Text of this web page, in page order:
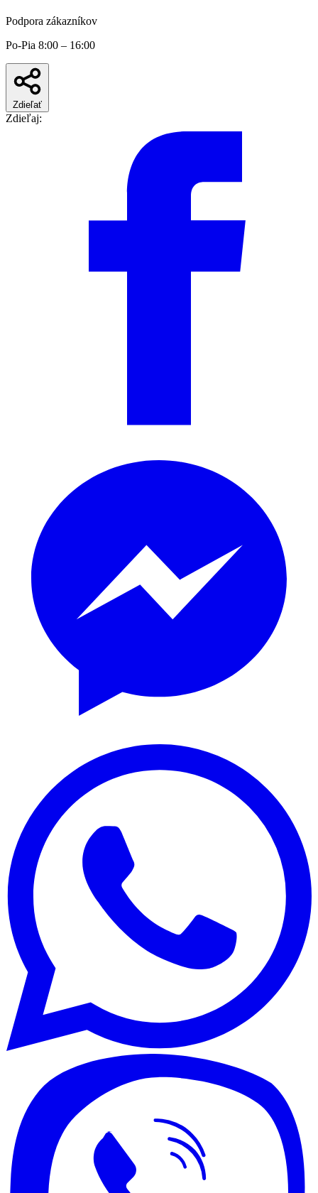
Podpora zákazníkov
Po-Pia 8:00 – 16:00
Zdieľať
Zdieľaj: